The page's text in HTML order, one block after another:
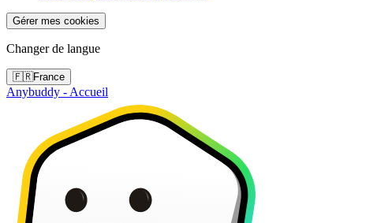
Gérer mes cookies
Changer de langue
🇫🇷France
Anybuddy - Accueil